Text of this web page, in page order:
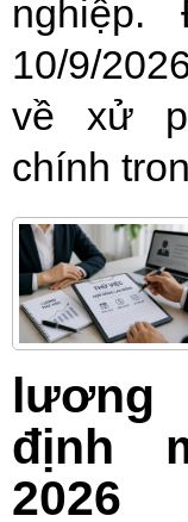
10/9/
về xử
chính
định
2026